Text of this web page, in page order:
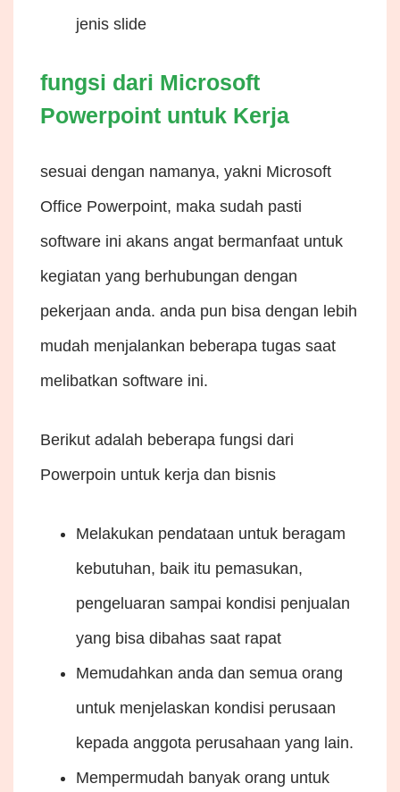
jenis slide
fungsi dari Microsoft
Powerpoint untuk Kerja
sesuai dengan namanya, yakni Microsoft
Office Powerpoint, maka sudah pasti
software ini akans angat bermanfaat untuk
kegiatan yang berhubungan dengan
pekerjaan anda. anda pun bisa dengan lebih
mudah menjalankan beberapa tugas saat
melibatkan software ini.
Berikut adalah beberapa fungsi dari
Powerpoin untuk kerja dan bisnis
Melakukan pendataan untuk beragam
kebutuhan, baik itu pemasukan,
pengeluaran sampai kondisi penjualan
yang bisa dibahas saat rapat
Memudahkan anda dan semua orang
untuk menjelaskan kondisi perusaan
kepada anggota perusahaan yang lain.
Mempermudah banyak orang untuk